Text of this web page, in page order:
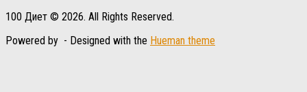
100 Диет © 2026. All Rights Reserved.
Powered by - Designed with the Hueman theme